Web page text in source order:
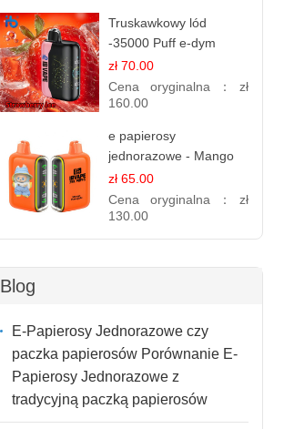
Truskawkowy lód
-35000 Puff e-dym
zł 70.00
Cena oryginalna： zł
160.00
e papierosy
jednorazowe - Mango
Ananas – 25,000 Puffs
zł 65.00
Cena oryginalna： zł
130.00
Blog
E-Papierosy Jednorazowe czy
paczka papierosów Porównanie E-
Papierosy Jednorazowe z
tradycyjną paczką papierosów